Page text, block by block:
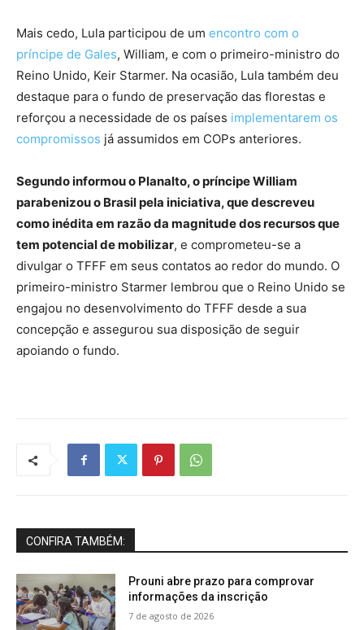
Mais cedo, Lula participou de um encontro com o
príncipe de Gales, William, e com o primeiro-ministro do
Reino Unido, Keir Starmer. Na ocasião, Lula também deu
destaque para o fundo de preservação das florestas e
reforçou a necessidade de os países implementarem os
compromissos já assumidos em COPs anteriores.
Segundo informou o Planalto, o príncipe William
parabenizou o Brasil pela iniciativa, que descreveu
como inédita em razão da magnitude dos recursos que
tem potencial de mobilizar, e comprometeu-se a
divulgar o TFFF em seus contatos ao redor do mundo. O
primeiro-ministro Starmer lembrou que o Reino Unido se
engajou no desenvolvimento do TFFF desde a sua
concepção e assegurou sua disposição de seguir
apoiando o fundo.
CONFIRA TAMBÉM:
Prouni abre prazo para comprovar
informações da inscrição
7 de agosto de 2026